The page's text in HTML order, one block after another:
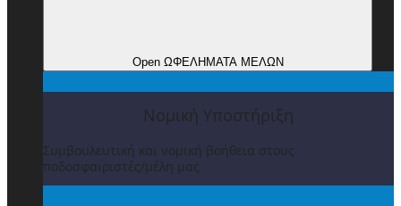
Open ΩΦΕΛΗΜΑΤΑ ΜΕΛΩΝ
Νομική Υποστήριξη
Συμβουλευτική και νομική βοήθεια στους
ποδοσφαιριστές/μέλη μας